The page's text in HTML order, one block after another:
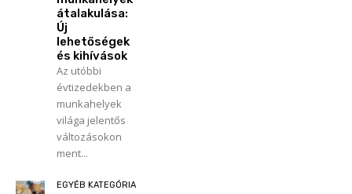
átalakulása:
Új
lehetőségek
és kihívások
Az utóbbi
évtizedekben a
munkahelyek
világa jelentős
változásokon
ment...
EGYÉB KATEGÓRIA